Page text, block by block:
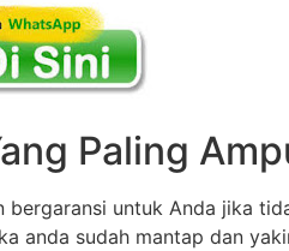
Paling
untuk Anda jika
anda sudah mantap dan